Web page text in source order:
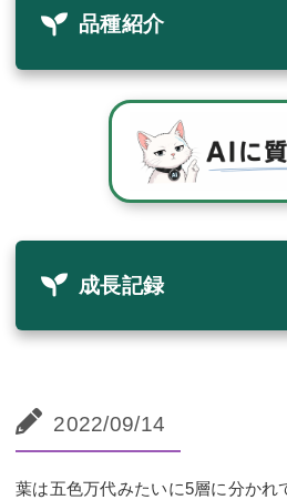
品種紹介
成長記録
2022/09/14
葉は五色万代みたいに5層に分かれ